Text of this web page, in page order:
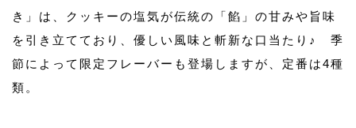
き」は、クッキーの塩気が伝統の「餡」の甘みや旨味
を引き立てており、優しい風味と斬新な口当たり♪ 季
節によって限定フレーバーも登場しますが、定番は4種
類。